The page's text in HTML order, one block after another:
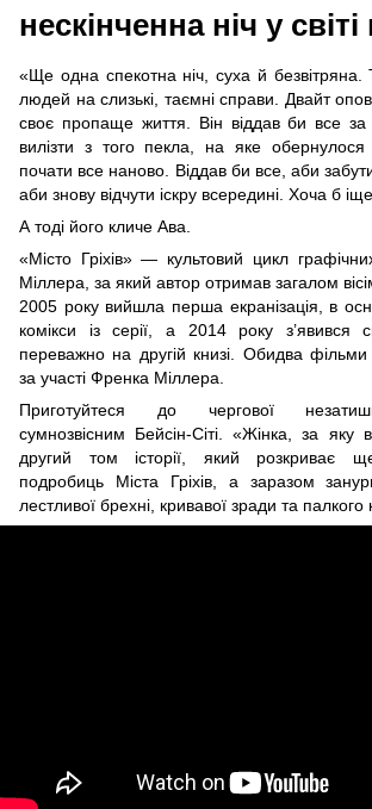
нескінченна ніч у
«Ще одна спекотна ніч, суха й безвітряна.
людей на слизькі, таємні справи. Двайт
своє пропаще життя. Він віддав би все
вилізти з того пекла, на яке обернулося
почати все наново. Віддав би все, аби
аби знову відчути іскру всередині. Хоча б
А тоді його кличе Ава.
«Місто Гріхів» — культовий цикл
Міллера, за який автор отримав загалом
2005 року вийшла перша екранізація, в
комікси із серії, а 2014 року з’явився
переважно на другій книзі. Обидва
за участі Френка Міллера.
Приготуйтеся до чергової
сумнозвісним Бейсін-Сіті. «Жінка, за
другий том історії, який розкриває
подробиць Міста Гріхів, а заразом
лестливої брехні, кривавої зради та палкого